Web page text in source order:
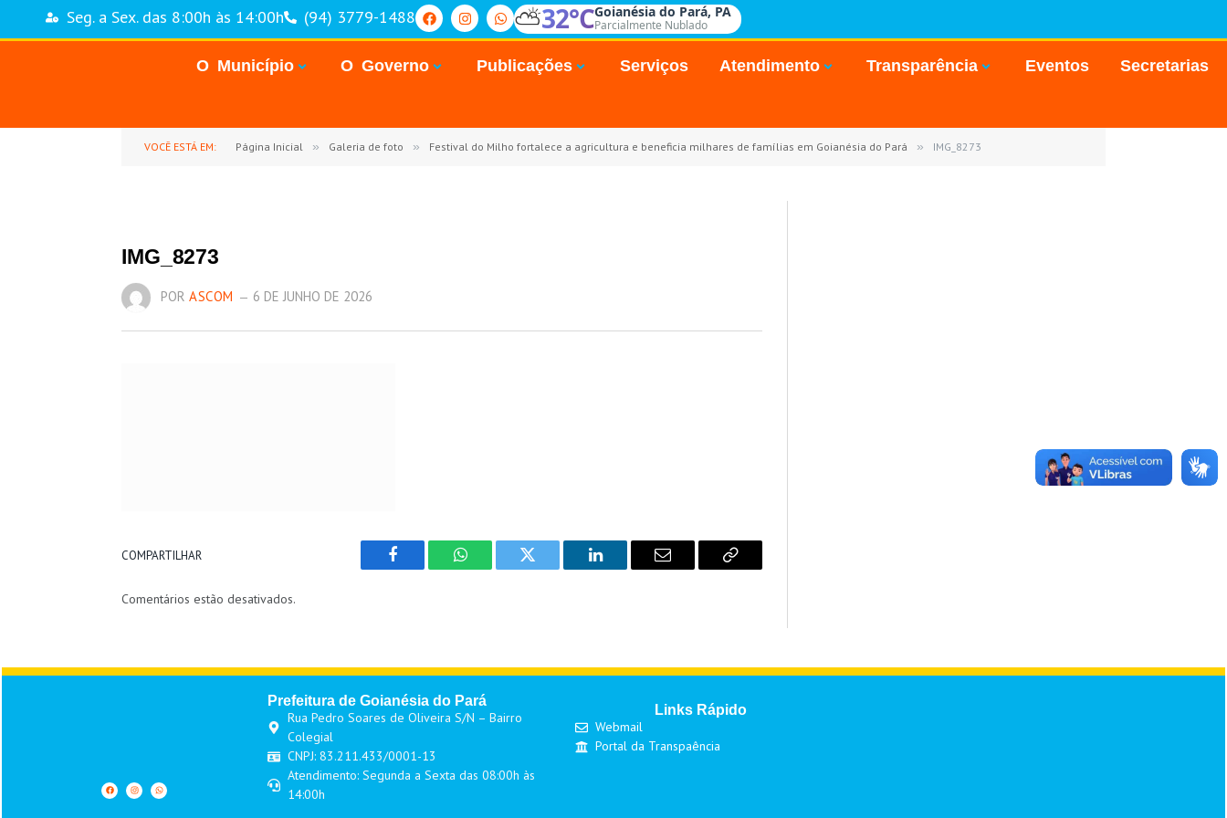
Seg. a Sex. das 8:00h às 14:00h (94) 3779-1488 ⛅32°CGoianésia do Pará, PA
Parcialmente Nublado
O Município O Governo Publicações Serviços Atendimento Transparência Eventos Secretarias
VOCÊ ESTÁ EM: Página Inicial » Galeria de foto » Festival do Milho fortalece a agricultura e beneficia milhares de famílias em Goianésia do Pará » IMG_8273
IMG_8273
POR ASCOM 6 DE JUNHO DE 2026
COMPARTILHAR
Facebook WhatsAppTwitter LinkedIn Email
Copy
Comentários estão desativados.
Prefeitura de Goianésia do Pará
Rua Pedro Soares de Oliveira S/N – Bairro
Colegial
CNPJ: 83.211.433/0001-13
Atendimento: Segunda a Sexta das 08:00h às
14:00h
Links Rápido
Webmail
Portal da Transpaência